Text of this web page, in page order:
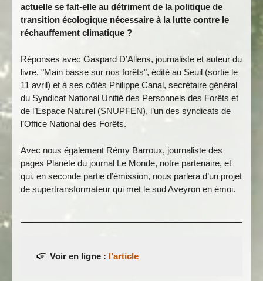
actuelle se fait-elle au détriment de la politique de
transition écologique nécessaire à la lutte contre le
réchauffement climatique ?
Réponses avec Gaspard D’Allens, journaliste et auteur du
livre, "Main basse sur nos forêts", édité au Seuil (sortie le
11 avril) et à ses côtés Philippe Canal, secrétaire général
du Syndicat National Unifié des Personnels des Forêts et
de l’Espace Naturel (SNUPFEN), l’un des syndicats de
l’Office National des Forêts.
Avec nous également Rémy Barroux, journaliste des
pages Planète du journal Le Monde, notre partenaire, et
qui, en seconde partie d’émission, nous parlera d’un projet
de supertransformateur qui met le sud Aveyron en émoi.
Voir en ligne : l’article